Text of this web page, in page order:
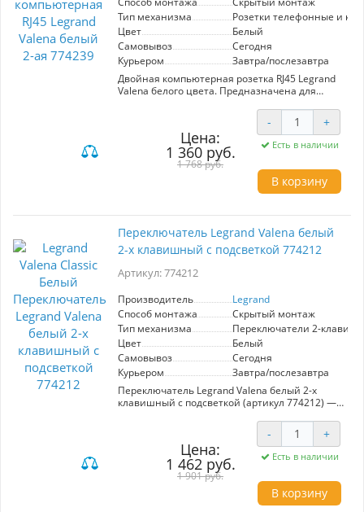
Тип механизма
Розетки телефонные и
Цвет
Белый
Самовывоз
Сегодня
Курьером
Завтра/послезавтра
Двойная компьютерная розетка RJ45 Legrand
Valena белого цвета. Предназначена для
подключения в жилых и офисных
помещениях. Совместима с линейкой Valena
Classic, обеспечивая стильный и современный
внешний вид. Высокое качество и
долговечность от производителя Legrand.
Цена:
1 360 руб.
1 768 руб.
- +
Есть в наличии
В корзину
Переключатель Legrand Valena белый
2-х клавишный с подсветкой 774212
Артикул: 774212
Производитель
Legrand
Способ монтажа
Скрытый монтаж
Тип механизма
Переключатели 2-
Цвет
Белый
Самовывоз
Сегодня
Курьером
Завтра/послезавтра
Переключатель Legrand Valena белый 2-х
клавишный с подсветкой (артикул 774212) —
вашего интерьера. Изготовленный в
элегантном белом цвете, он отлично
вписывается в любой дизайн, обеспечивая
современный и аккуратный вид. Механизм
выполнен в формате 2-клавишного
проходного переключателя, что делает его
удобным для управления освещением в
Цена:
1 462 руб.
1 901 руб.
- +
Есть в наличии
В корзину